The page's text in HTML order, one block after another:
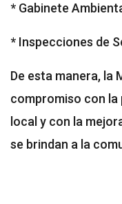
* Gabinete
* Inspecciones de
De esta manera, la
compromiso con
local y con la
se brindan a la